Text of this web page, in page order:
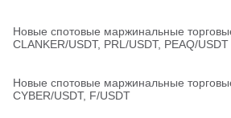
Новые спотовые маржинальные
CLANKER/USDT, PRL/USDT, PEAQ/USDT
Новые спотовые маржинальные
CYBER/USDT, F/USDT